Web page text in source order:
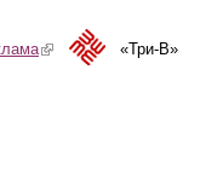
(link is external)«Три-В»